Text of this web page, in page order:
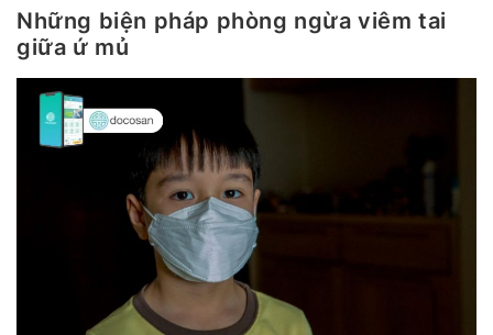
Những biện pháp phòng ngừa viêm tai
giữa ứ mủ